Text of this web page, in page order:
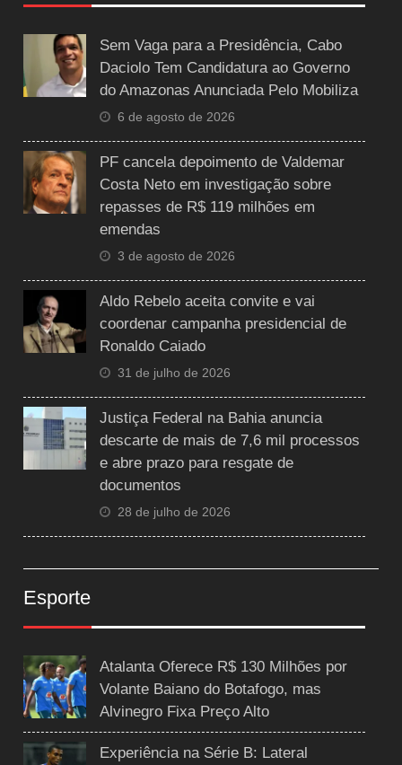
Sem Vaga para a Presidência, Cabo
Daciolo Tem Candidatura ao Governo
do Amazonas Anunciada Pelo Mobiliza
6 de agosto de 2026
PF cancela depoimento de Valdemar
Costa Neto em investigação sobre
repasses de R$ 119 milhões em
emendas
3 de agosto de 2026
Aldo Rebelo aceita convite e vai
coordenar campanha presidencial de
Ronaldo Caiado
31 de julho de 2026
Justiça Federal na Bahia anuncia
descarte de mais de 7,6 mil processos
e abre prazo para resgate de
documentos
28 de julho de 2026
Esporte
Atalanta Oferece R$ 130 Milhões por
Volante Baiano do Botafogo, mas
Alvinegro Fixa Preço Alto
Experiência na Série B: Lateral